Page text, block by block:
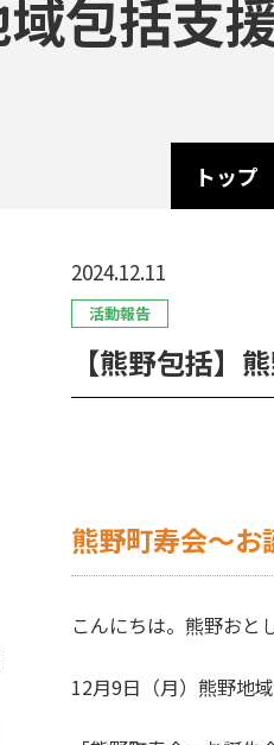
包括支
トップ
2024.12.11
活動報告
【熊野包括】
熊野町寿会～お
こんにちは。熊野おと
12月9日（月）熊野地